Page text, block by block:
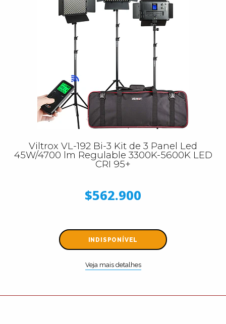
Viltrox VL-192 Bi-3 Kit de 3 Panel Led
45W/4700 lm Regulable 3300K-5600K LED
CRI 95+
$562.900
INDISPONÍVEL
Veja mais detalhes